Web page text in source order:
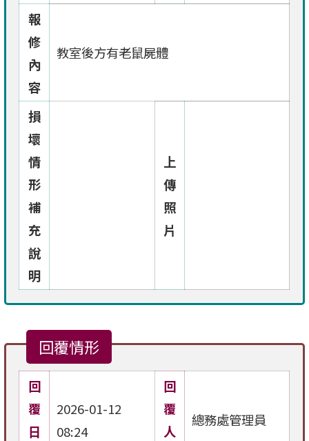
報
修
內
容
教室後方有老鼠屍體
損
壞
情
形
補
充
說
明
上
傳
照
片
回覆情形
回
覆
日
2026-01-12
08:24
回
覆
人
總務處管理員